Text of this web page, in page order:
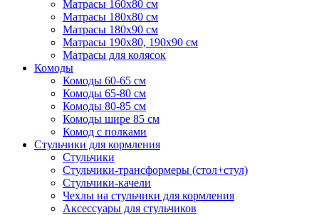
Матрасы 160х80 см
Матрасы 180х80 см
Матрасы 180х90 см
Матрасы 190х80, 190х90 см
Матрасы для колясок
Комоды
Комоды 60-65 см
Комоды 65-80 см
Комоды 80-85 см
Комоды шире 85 см
Комод с полками
Стульчики для кормления
Стульчики
Стульчики-трансформеры (стол+стул)
Стульчики-качели
Чехлы на стульчики для кормления
Аксессуары для стульчиков